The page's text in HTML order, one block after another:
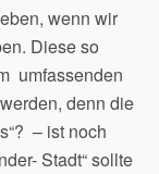
wenn wir
Diese so
umfassenden
denn die
– ist noch
Stadt“ sollte